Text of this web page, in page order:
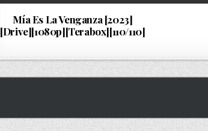
PUBLISHED DATE:
02/08/2024
Mía Es La Venganza [2023]
[Drive][1080p][Terabox][110/110]